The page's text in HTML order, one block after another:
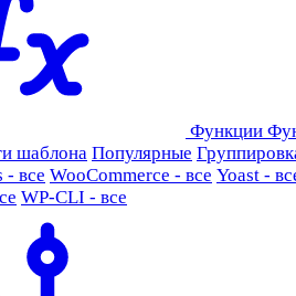
Функции
шаблона Популярные
- все WooCommerce - все Yoast -
WP-CLI - все